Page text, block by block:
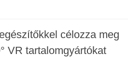
célozza meg
VR tartalomgyártókat